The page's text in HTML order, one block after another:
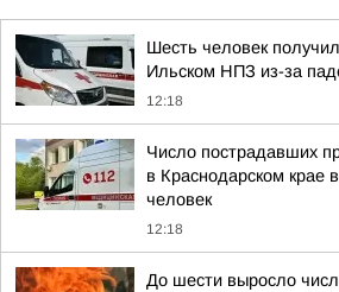
Шесть человек
Ильском НПЗ из-за
12:18
Число пострадавших
в Краснодарском крае
человек
12:18
До шести выросло